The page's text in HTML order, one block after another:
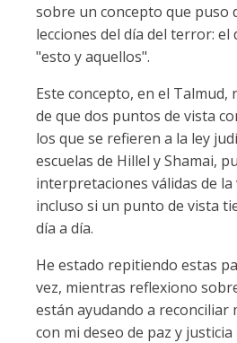
sobre un concepto que puso
lecciones del día del terror: el
"esto y aquellos".
Este concepto, en el Talmud,
de que dos puntos de vista
los que se refieren a la ley
escuelas de Hillel y Shamai,
interpretaciones válidas de
incluso si un punto de vista
día a día.
He estado repitiendo estas
vez, mientras reflexiono
están ayudando a reconciliar
con mi deseo de paz y